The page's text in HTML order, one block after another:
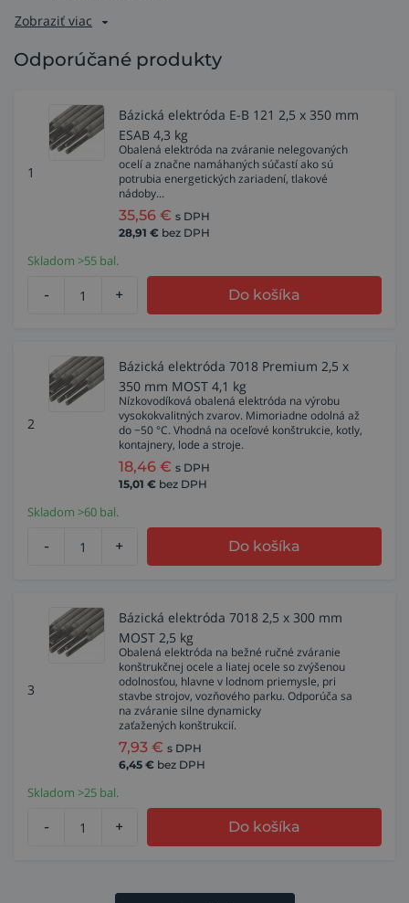
Zobraziť viac
Odporúčané produkty
1
Bázická elektróda E-B 121 2,5 x 350 mm
ESAB 4,3 kg
Obalená elektróda na zváranie nelegovaných
ocelí a značne namáhaných súčastí ako sú
potrubia energetických zariadení, tlakové
nádoby...
35,56 € s DPH
28,91 € bez DPH
Skladom >55 bal.
- + Do košíka
2
Bázická elektróda 7018 Premium 2,5 x
350 mm MOST 4,1 kg
Nízkovodíková obalená elektróda na výrobu
vysokokvalitných zvarov. Mimoriadne odolná až
do −50 °C. Vhodná na oceľové konštrukcie, kotly,
kontajnery, lode a stroje.
18,46 € s DPH
15,01 € bez DPH
Skladom >60 bal.
- + Do košíka
3
Bázická elektróda 7018 2,5 x 300 mm
MOST 2,5 kg
Obalená elektróda na bežné ručné zváranie
konštrukčnej ocele a liatej ocele so zvýšenou
odolnosťou, hlavne v lodnom priemysle, pri
stavbe strojov, vozňového parku. Odporúča sa
na zváranie silne dynamicky
zaťažených konštrukcií.
7,93 € s DPH
6,45 € bez DPH
Skladom >25 bal.
- + Do košíka